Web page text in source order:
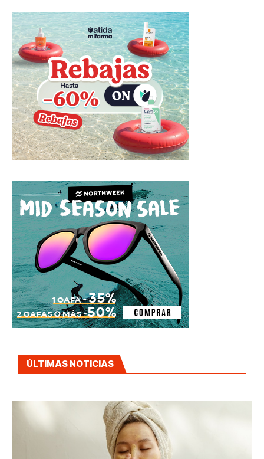
ÚLTIMAS NOTICIAS